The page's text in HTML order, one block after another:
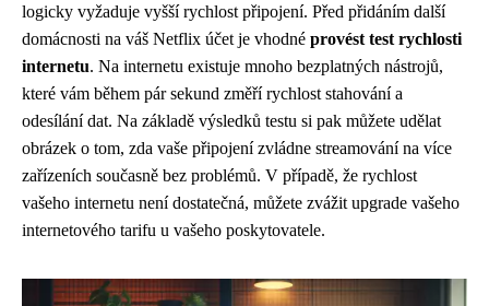
logicky vyžaduje vyšší rychlost připojení. Před přidáním další
domácnosti na váš Netflix účet je vhodné provést test rychlosti
internetu. Na internetu existuje mnoho bezplatných nástrojů,
které vám během pár sekund změří rychlost stahování a
odesílání dat. Na základě výsledků testu si pak můžete udělat
obrázek o tom, zda vaše připojení zvládne streamování na více
zařízeních současně bez problémů. V případě, že rychlost
vašeho internetu není dostatečná, můžete zvážit upgrade vašeho
internetového tarifu u vašeho poskytovatele.